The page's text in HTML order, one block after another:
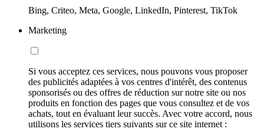
Bing, Criteo, Meta, Google, LinkedIn, Pinterest, TikTok
Marketing
Si vous acceptez ces services, nous pouvons vous proposer
des publicités adaptées à vos centres d'intérêt, des contenus
sponsorisés ou des offres de réduction sur notre site ou nos
produits en fonction des pages que vous consultez et de vos
achats, tout en évaluant leur succès. Avec votre accord, nous
utilisons les services tiers suivants sur ce site internet :